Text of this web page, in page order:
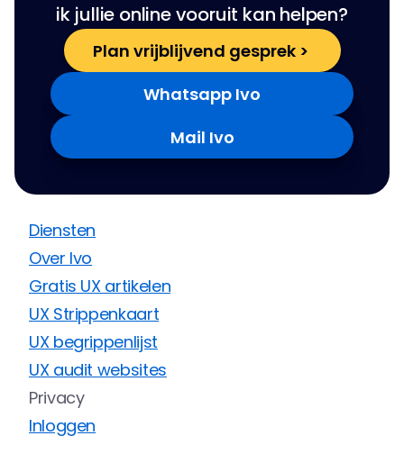
ik jullie online vooruit kan helpen?
Plan vrijblijvend gesprek >
Whatsapp Ivo
Mail Ivo
Diensten
Over Ivo
Gratis UX artikelen
UX Strippenkaart
UX begrippenlijst
UX audit websites
Privacy
Inloggen